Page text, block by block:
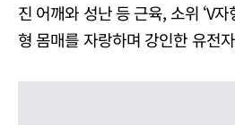
진 어깨와 성난 등 근육, 소위 ‘V
형 몸매를 자랑하며 강인한 유전